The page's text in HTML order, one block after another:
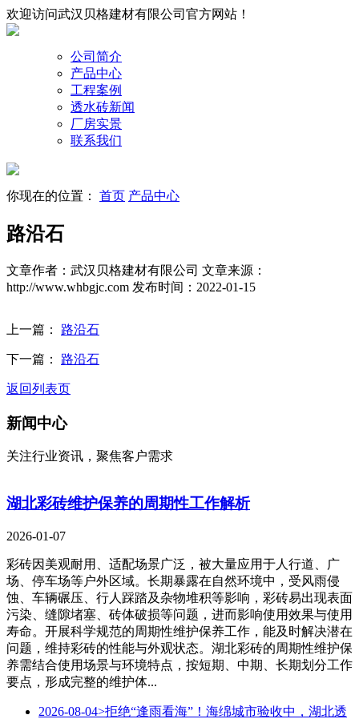
欢迎访问武汉贝格建材有限公司官方网站！
公司简介
产品中心
工程案例
透水砖新闻
厂房实景
联系我们
你现在的位置： 首页 产品中心
路沿石
文章作者：武汉贝格建材有限公司 文章来源：
http://www.whbgjc.com 发布时间：2022-01-15
上一篇： 路沿石
下一篇： 路沿石
返回列表页
新闻中心
关注行业资讯，聚焦客户需求
湖北彩砖维护保养的周期性工作解析
2026-01-07
彩砖因美观耐用、适配场景广泛，被大量应用于人行道、广
场、停车场等户外区域。长期暴露在自然环境中，受风雨侵
蚀、车辆碾压、行人踩踏及杂物堆积等影响，彩砖易出现表面
污染、缝隙堵塞、砖体破损等问题，进而影响使用效果与使用
寿命。开展科学规范的周期性维护保养工作，能及时解决潜在
问题，维持彩砖的性能与外观状态。湖北彩砖的周期性维护保
养需结合使用场景与环境特点，按短期、中期、长期划分工作
要点，形成完整的维护体...
2026-08-04>拒绝“逢雨看海”！海绵城市验收中，湖北透